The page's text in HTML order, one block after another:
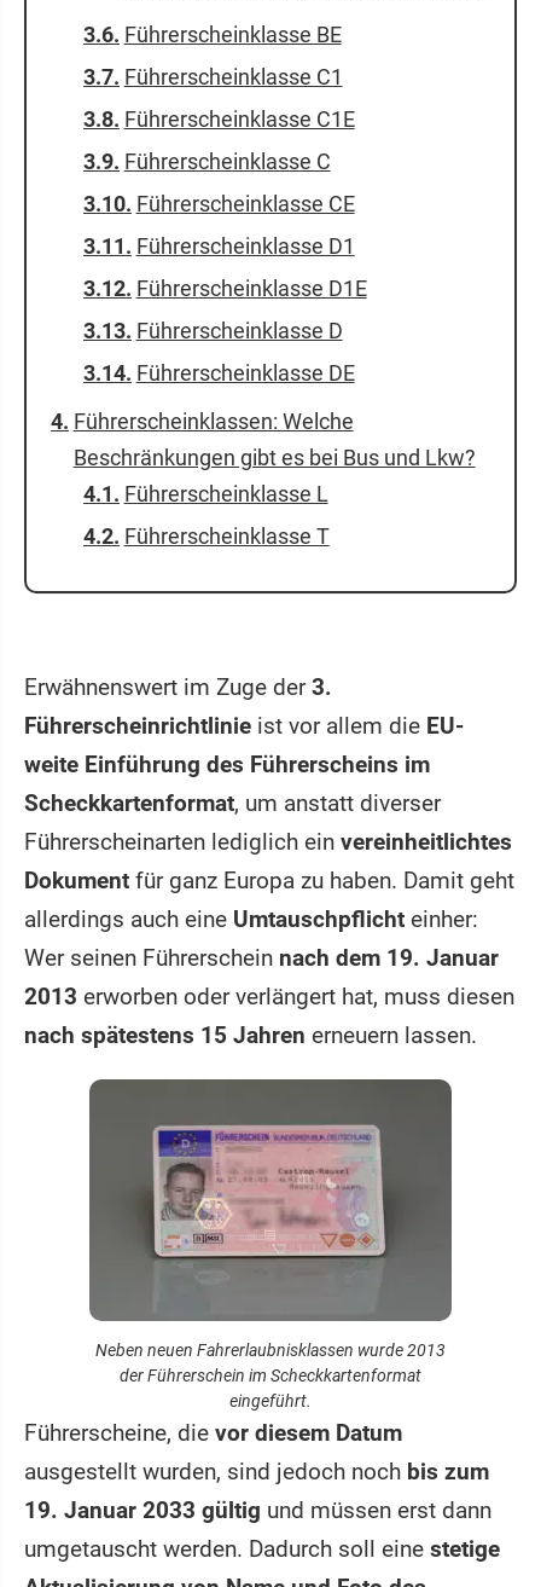
Führerscheinklasse BE
Führerscheinklasse C1
Führerscheinklasse C1E
Führerscheinklasse C
Führerscheinklasse CE
Führerscheinklasse D1
Führerscheinklasse D1E
Führerscheinklasse D
Führerscheinklasse DE
Führerscheinklassen: Welche
Beschränkungen gibt es bei Bus und Lkw?
Führerscheinklasse L
Führerscheinklasse T
Erwähnenswert im Zuge der3.
Führerscheinrichtlinie ist vor allem die EU-
weite Einführung des Führerscheins im
Scheckkartenformat, um anstatt diverser
Führerscheinarten lediglich ein vereinheitlichtes
Dokument für ganz Europa zu haben. Damit geht
allerdings auch eine Umtauschpflicht einher:
Wer seinen Führerschein nach dem 19. Januar
2013 erworben oder verlängert hat, muss diesen
nach spätestens 15 Jahren erneuern lassen.
Neben neuen Fahrerlaubnisklassen wurde 2013
der Führerschein im Scheckkartenformat
eingeführt.
Führerscheine, die vor diesem Datum
ausgestellt wurden, sind jedoch noch bis zum
19. Januar 2033 gültig und müssen erst dann
umgetauscht werden. Dadurch soll eine stetige